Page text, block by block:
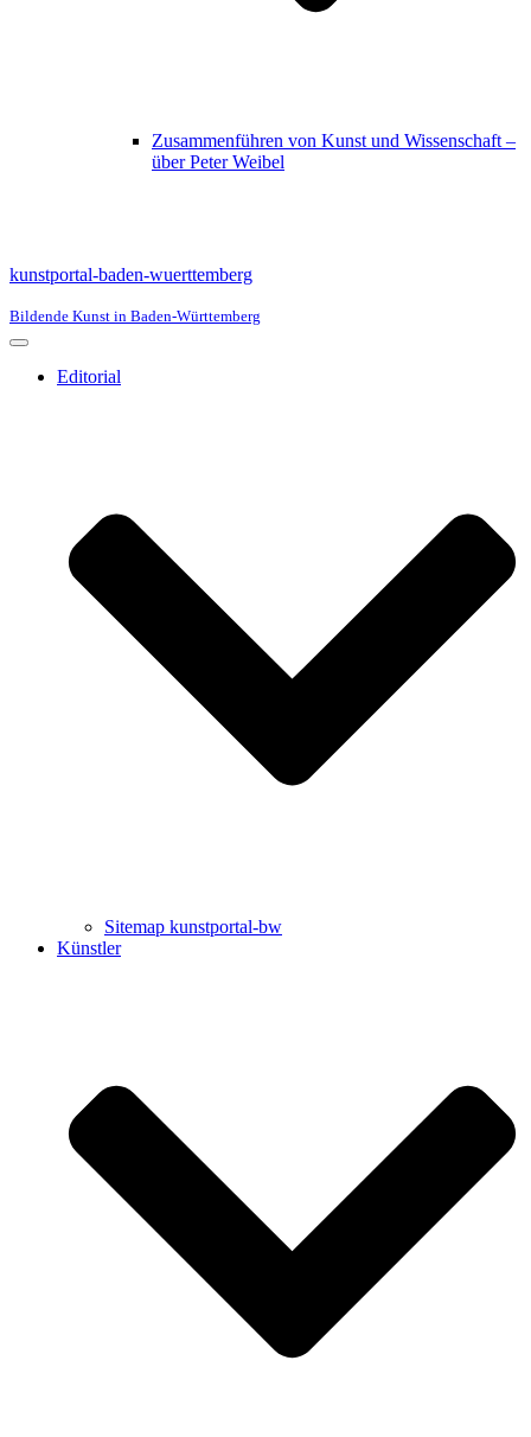
Zusammenführen von Kunst und Wissenschaft –
über Peter Weibel
Uli Rothfuss
Harald Schwiers
Buchbesprechungen von Harald Schwiers
Haralds Streifzüge
Hörtipps von Harald Schwiers
Kunstausflüge mit Sigrid Balke
Marc Peschke – Out of The Länd
Buchtipps von Uli Rothfuss
kunstportal-baden-wuerttemberg
Bildende Kunst in Baden-Württemberg
Navigationsmenü
Editorial
Sitemap kunstportal-bw
Künstler